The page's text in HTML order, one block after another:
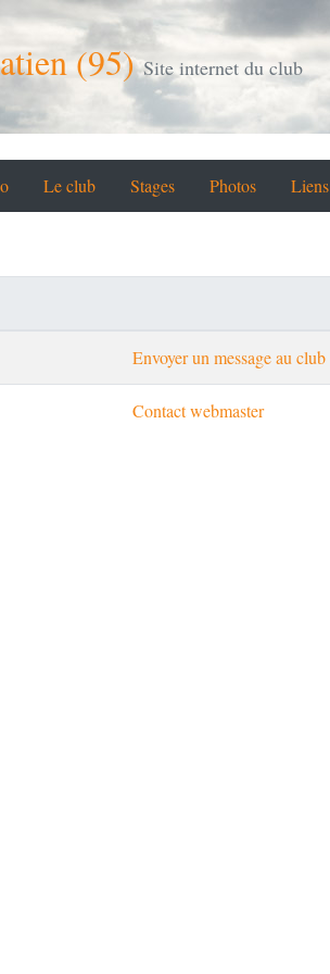
(95)Site internet du club
Le club Stages Photos Liens
Envoyer un message au club
Contact webmaster